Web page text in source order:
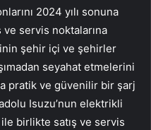
2024 yılı sonuna
ve servis noktalarına
şehir içi ve şehirler
seyahat etmelerini
pratik ve güvenilir bir şarj
Isuzu’nun elektrikli
birlikte satış ve servis